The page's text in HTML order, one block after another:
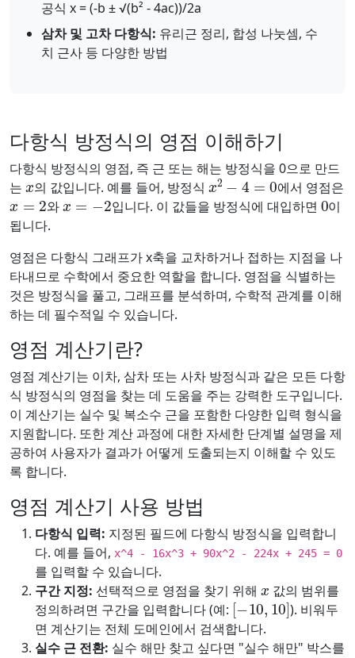
공식 x = (-b ± √(b² - 4ac))/2a
삼차 및 고차 다항식: 유리근 정리, 합성 나눗셈, 수
치 근사 등 다양한 방법
다항식 방정식의 영점 이해하기
다항식 방정식의 영점, 즉 근 또는 해는 방정식을 0으로 만드
는
x
의 값입니다. 예를 들어, 방정식
x2−4=0
에서 영점은
x=2
와
x=−2
입니다. 이 값들을 방정식에 대입하면
0
이
됩니다.
영점은 다항식 그래프가 x축을 교차하거나 접하는 지점을 나
타내므로 수학에서 중요한 역할을 합니다. 영점을 식별하는
것은 방정식을 풀고, 그래프를 분석하며, 수학적 관계를 이해
하는 데 필수적일 수 있습니다.
영점 계산기란?
영점 계산기는 이차, 삼차 또는 사차 방정식과 같은 모든 다항
식 방정식의 영점을 찾는 데 도움을 주는 강력한 도구입니다.
이 계산기는 실수 및 복소수 근을 포함한 다양한 입력 형식을
지원합니다. 또한 계산 과정에 대한 자세한 단계별 설명을 제
공하여 사용자가 결과가 어떻게 도출되는지 이해할 수 있도
록 합니다.
영점 계산기 사용 방법
다항식 입력: 지정된 필드에 다항식 방정식을 입력합니
다. 예를 들어, x^4 - 16x^3 + 90x^2 - 224x + 245 = 0
를 입력할 수 있습니다.
구간 지정: 선택적으로 영점을 찾기 위해
값의 범위를
정의하려면 구간을 입력합니다 (예:
[−10, 10]
). 비워두
면 계산기는 전체 도메인에서 검색합니다.
실수 근 전환: 실수 해만 찾고 싶다면 "실수 해만" 박스를